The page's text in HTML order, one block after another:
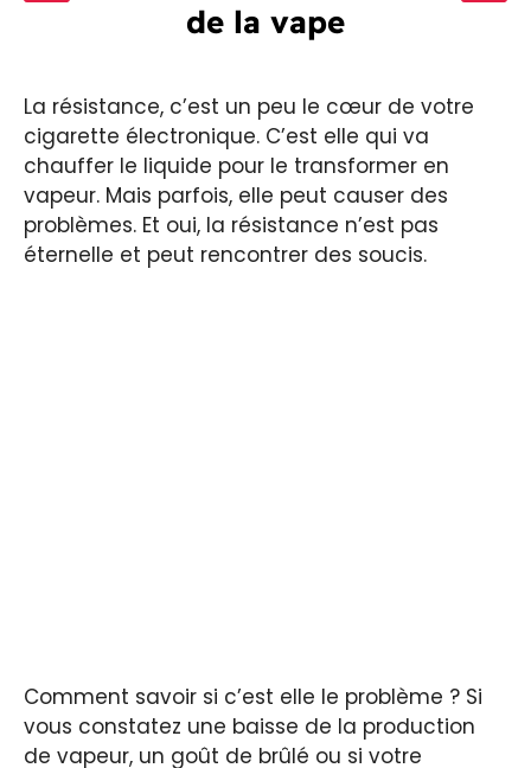
de la vape
La résistance, c’est un peu le cœur de votre
cigarette électronique. C’est elle qui va
chauffer le liquide pour le transformer en
vapeur. Mais parfois, elle peut causer des
problèmes. Et oui, la résistance n’est pas
éternelle et peut rencontrer des soucis.
Comment savoir si c’est elle le problème ? Si
vous constatez une baisse de la production
de vapeur, un goût de brûlé ou si votre